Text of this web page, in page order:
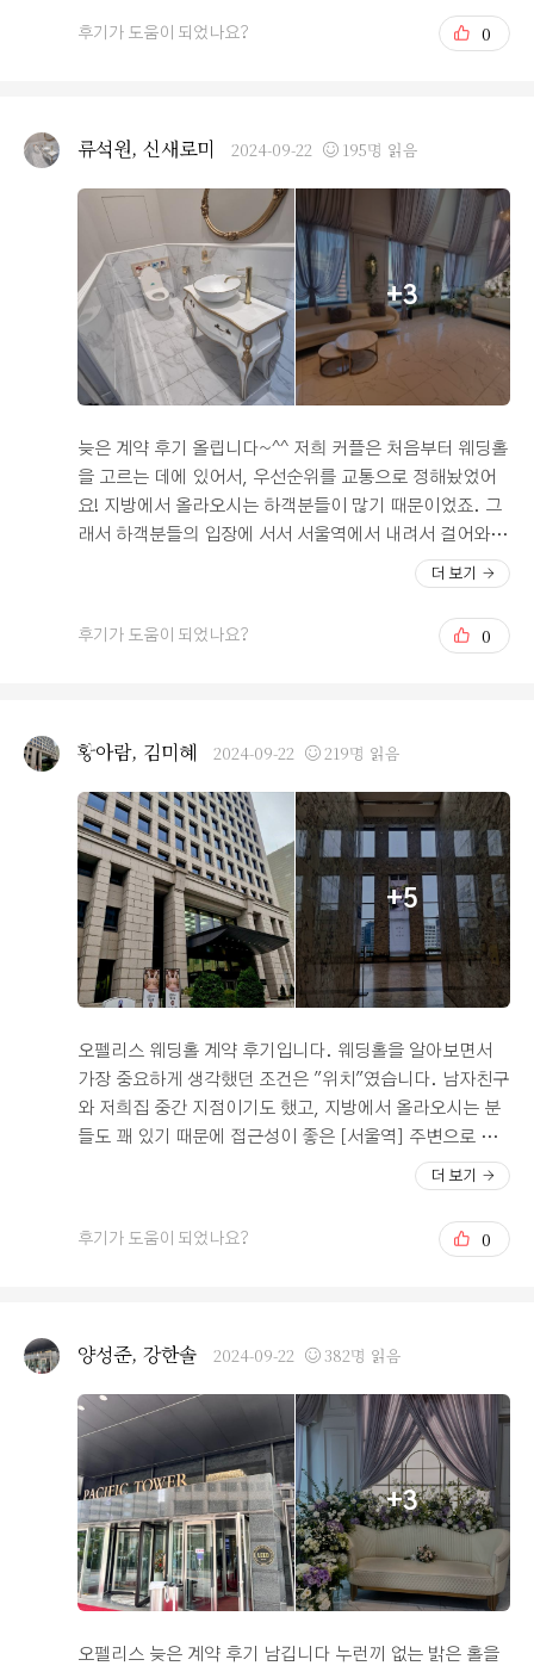
나오는 것이 바로 음식이기 때문이죠. 저희는 예신의 부모
대부분의 다른 웨딩홀들은 음식들이 여기저기 분산되어있
어서, 동선도 피곤할 뿐더러 음식의 위치도 찾기 힘들었었
는데 오펠리스 웨딩은 음식들이 'ㄷ' 자 형태로 되어있어서
한 눈에 음식들이 들어오고, 동선도 편했기 때문입니다. 음
식을 가져와서 먹어보는데, 한식, 양식, 중식, 일식 등 대부
분의 음식들이 기대 이상이었고, 특히 잔치국수와 메밀국
수가 인상 깊었습니다. 물론 모든 게 다 완벽할 수는 없겠
지만 제가 입맛이 까다로운 편인데, 대부분의 음식들이 가
성비 이상 이었습니다. 그리고 사진에 올려서 보셨겠지만,
서, 하객분들이 음식을 먹으며 이야기를 나눌 때에도 뻥뚫
린 통창을 보며 담소를 나눌거라는 상상을 하니 음식맛도
더 좋게 느껴질 거란 생각이 들었습니다. 다시 한번 더 오
펠리스 웨딩을 결정한 것이 참 잘한 일이라는 생각이 들었
후기가 도움이 되었나요? 0
류석원, 신새로미 2024-09-22 195명 읽음
+3
늦은 계약 후기 올립니다~^^ 저희 커플은 처음부터 웨딩홀
을 고르는 데에 있어서, 우선순위를 교통으로 정해놨었어
요! 지방에서 올라오시는 하객분들이 많기 때문이었죠. 그
래서 하객분들의 입장에 서서 서울역에서 내려서 걸어와봤
답니당! 그리구 시청역에서도 걸어가봤는데, 안내표지판도
있어서 하객분들이 찾아오시기 너무 편하게 되어있더라구
려해주고, 생각해주는 웨딩홀은 처음 봐서, 웨딩홀 들어가
는 배려심뿐만 아니라 아름다운 웨딩홀과 설렘을 가득 안
게 해주는 피로연장의 분위기 라는 것을 깨달았기 때문이
죵!! 초록빛이 물씬 풍기는 포토존과 식장 내부의 샹들리제!
그리구 신부대기실 안의 화장실까지!! 말로는 다 표현할 수
없는 깔끔함! 아름다움과 고급스러움이었어요! 계약을 하
고 집으로 돌아오는 내내 저희 둘 다 계약 정말 잘했다! 라
는 말만 계속 했을 정도로용!! 혹시 편리한 교통과 깔끔함,
그리구 아늑한 분위기를 원하시는 예신, 예랑분들이 계시
다면 오펠리스 웨딩! 무조건 강추드려욤!!!
더 보기
후기가 도움이 되었나요? 0
황아람, 김미혜 2024-09-22 219명 읽음
+5
오펠리스 웨딩홀 계약 후기입니다. 웨딩홀을 알아보면서
가장 중요하게 생각했던 조건은 "위치"였습니다. 남자친구
와 저희집 중간 지점이기도 했고, 지방에서 올라오시는 분
들도 꽤 있기 때문에 접근성이 좋은 [서울역] 주변으로 계
속 알아봤었는데 위치로는 오펠리스를 따라올 곳이 없는
쳐지는 전망에 상담 전부터 기분이 좋았었는데, 친절하면
서도 편한 분위기에서 상담해 주셔서 더욱 좋았습니다. 규
로 꾸며진 홀도 저한텐 딱이더라구요~ 신부대기실에서 홀
까지 이어져있어 바로 입장이 가능하다는 점도 좋습니다.
그리고 특히 웨딩배너가 눈에 확 들어왔습니다! 스튜디오
촬영은 안 할 생각이라 포토테이블은 필요가 없다고 생각
하면서도 살짝 아쉬웠는데 사진 한 장 잘 찍어 웨딩배너로
멋지게 대체할 수 있을 것 같아요! 예식을 5개월 정도 남겨
두고 급하게 알아본거라 걱정했는데 오후 5시지만.. 다행
히도 원하는 날짜에 자리가 있어 당일 계약하고 왔습니다.
당일 계약으로 서비스를 많이 받을 수 있었어요~ 한가지
제한이 있다는 것 정도네요^^
더 보기
후기가 도움이 되었나요? 0
양성준, 강한솔 2024-09-22 382명 읽음
+3
오펠리스 늦은 계약 후기 남깁니다 누런끼 없는 밝은 홀을